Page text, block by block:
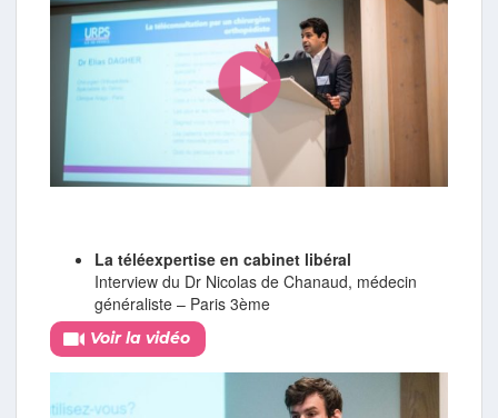
La téléexpertise en cabinet libéral
Interview du Dr Nicolas de Chanaud, médecin
généraliste – Paris 3ème
Voir la vidéo